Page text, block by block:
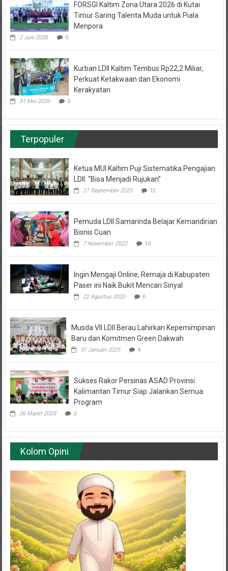
Timur Saring Talenta Muda untuk Piala
Menpora
2 Juni 2026 0
Perkuat Ketakwaan dan Ekonomi
Kerakyatan
31 Mei 2026 0
Terpopuler
LDII: “Bisa Menjadi Rujukan”
27 September 2025 12
Bisnis Cuan
7 November 2022
Paser ini Naik Bukit Mencari Sinyal
22 Agustus 2020 6
Baru dan Komitmen Green Dakwah
31 Januari 2025 4
Kalimantan Timur Siap Jalankan Semua
Program
26 Maret 2023 3
Kolom Opini